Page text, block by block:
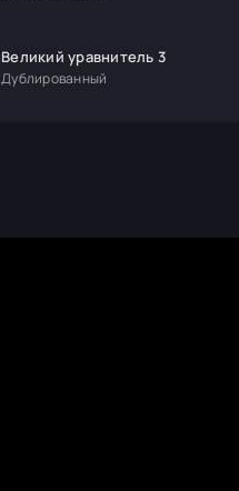
Великий уравнитель 3
Дублированный